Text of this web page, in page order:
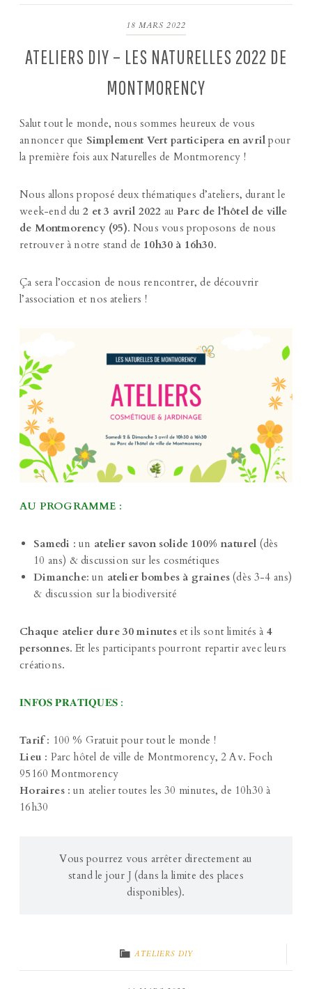
18 MARS 2022
ATELIERS DIY – LES NATURELLES 2022 DE
MONTMORENCY
Salut tout le monde, nous sommes heureux de vous
annoncer que Simplement Vert participera en avrilpour
la première fois aux Naturelles de Montmorency !
Nous allons proposé deux thématiques d’ateliers, durant le
week-end du2 et 3 avril 2022 auParc de l’hôtel de ville
de Montmorency (95). Nous vous proposons de nous
retrouver à notre stand de 10h30 à 16h30.
Ça sera l’occasion de nous rencontrer, de découvrir
l’association et nos ateliers !
AU PROGRAMME :
Samedi : un atelier savon solide 100% naturel (dès
10 ans) & discussion sur les cosmétiques
Dimanche: un atelier bombes à graines (dès 3-4 ans)
& discussion sur la biodiversité
Chaque atelier dure 30 minuteset ils sont limités à 4
personnes. Et les participants pourront repartir avec leurs
créations.
𝐈𝐍𝐅𝐎𝐒 𝐏𝐑𝐀𝐓𝐈𝐐𝐔𝐄𝐒 :
Tarif: 100 % Gratuit pour tout le monde !
Lieu : Parc hôtel de ville de Montmorency, 2 Av. Foch
95160 Montmorency
Horaires: un atelier toutes les 30 minutes, de 10h30 à
16h30
Vous pourrez vous arrêter directement au
stand le jour J (dans la limite des places
disponibles).
ATELIERS DIY